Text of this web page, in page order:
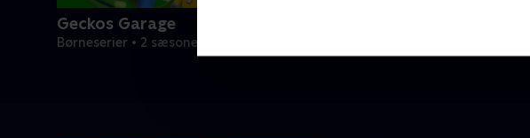
Geckos Garage
Børneserier • 2 sæsoner